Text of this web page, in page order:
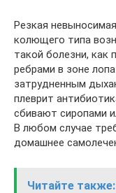
Резкая
колющего типа
такой болезни, как
ребрами в зоне
затрудненным
плеврит
сбивают сиропами
В любом случае
домашнее
Читайте также: